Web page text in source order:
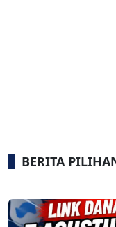
BERITA